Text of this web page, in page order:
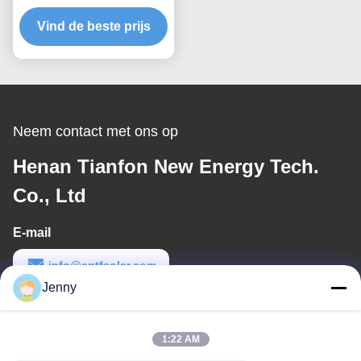
Grondmontagesystemen
Windbelasting Tot 80 m/s
Ontworpen voor
en Eenvoudige Installatie
Vind de beste prijs
Neem contact met ons op
Henan Tianfon New Energy Tech.
Co., Ltd
E-mail
info@cntfsolar.com
Werktijd
Jenny
1:22 AM